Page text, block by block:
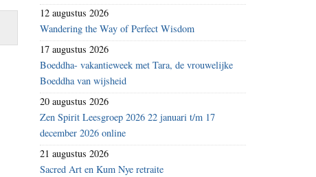
12 augustus 2026
Wandering the Way of Perfect Wisdom
17 augustus 2026
Boeddha- vakantieweek met Tara, de vrouwelijke
Boeddha van wijsheid
20 augustus 2026
Zen Spirit Leesgroep 2026 22 januari t/m 17
december 2026 online
21 augustus 2026
Sacred Art en Kum Nye retraite